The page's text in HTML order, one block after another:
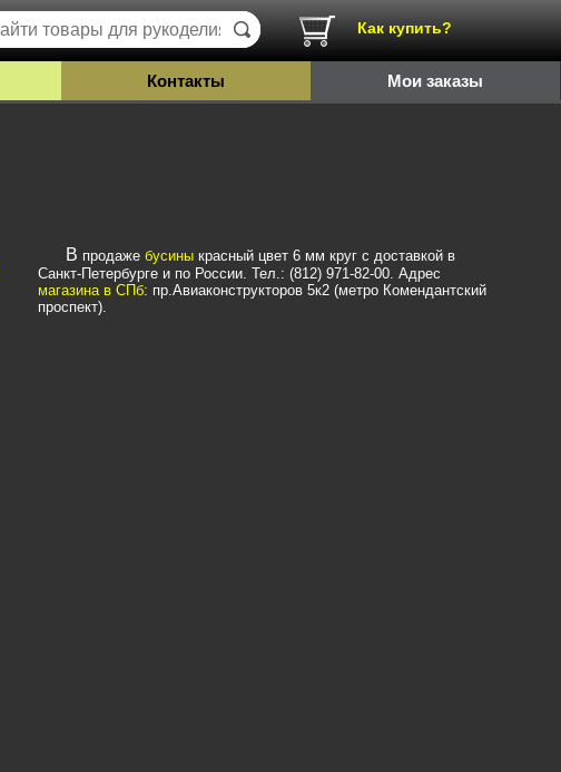
Контакты Мои заказы
В продаже бусины красный цвет 6 мм круг с доставкой в
Санкт-Петербурге и по России. Тел.: (812) 971-82-00. Адрес
магазина в СПб: пр.Авиаконструкторов 5к2 (метро Комендантский
проспект).
Как купить?